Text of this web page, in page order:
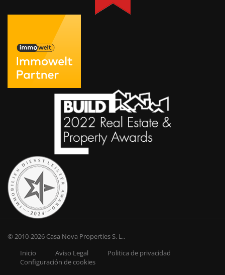
© 2010-2026 Casa Nova Properties S. L..
Inicio
Aviso Legal
Politica de privacidad
Configuración de cookies